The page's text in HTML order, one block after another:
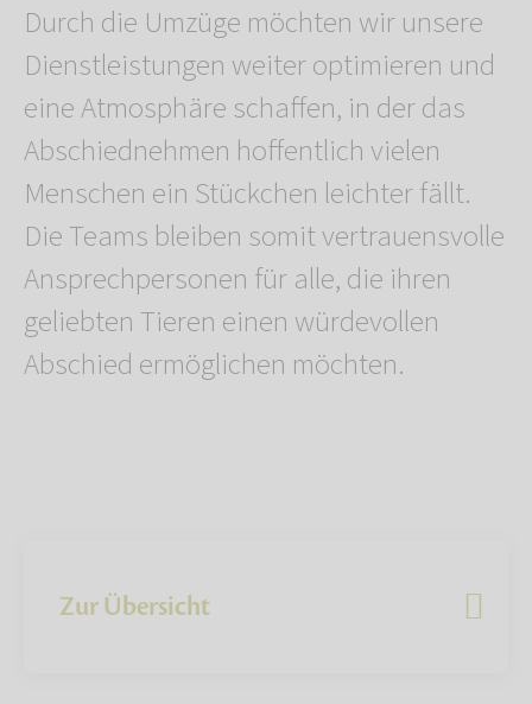
Durch die Umzüge möchten wir unsere
Dienstleistungen weiter optimieren und
eine Atmosphäre schaffen, in der das
Abschiednehmen hoffentlich vielen
Menschen ein Stückchen leichter fällt.
Die Teams bleiben somit vertrauensvolle
Ansprechpersonen für alle, die ihren
geliebten Tieren einen würdevollen
Abschied ermöglichen möchten.
Zur Übersicht